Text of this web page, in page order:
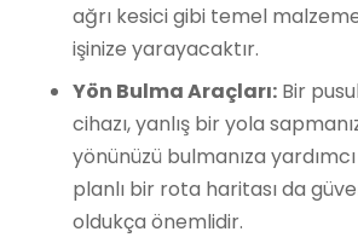
ağrı kesici gibi temel
işinize yarayacaktır.
Yön Bulma Araçları: Bir
cihazı, yanlış bir yola
yönünüzü bulmanıza
planlı bir rota haritası da
oldukça önemlidir.